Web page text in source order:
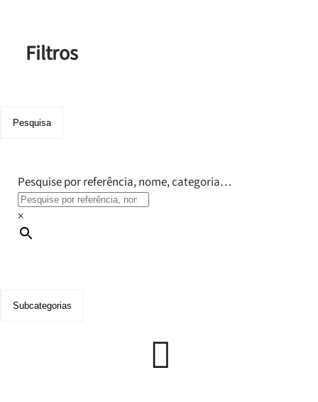
Filtros
Pesquisa
Pesquise por referência, nome, categoria…
×
Subcategorias